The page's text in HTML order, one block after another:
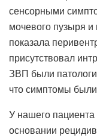
сенсорными
мочевого пузыря
показала
присутствовал
ЗВП были
что симптомы
У нашего
основании